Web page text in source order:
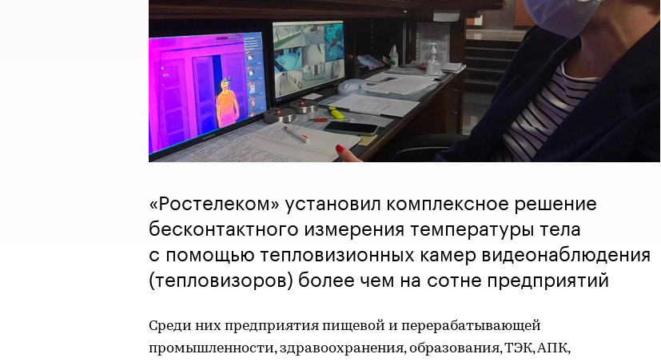
«Ростелеком» установил комплексное решение
бесконтактного измерения температуры тела
с помощью тепловизионных камер видеонаблюдения
(тепловизоров) более чем на сотне предприятий
Среди них предприятия пищевой и перерабатывающей
промышленности, здравоохранения, образования, ТЭК, АПК,